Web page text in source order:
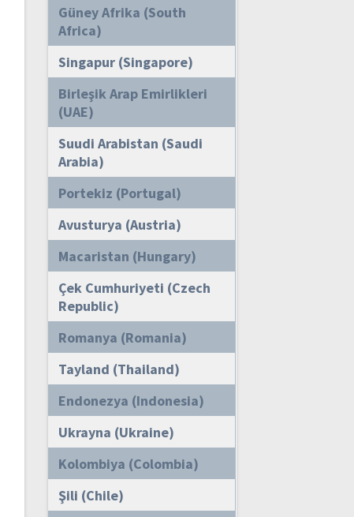
Güney Afrika (South
Africa)
Singapur (Singapore)
Birleşik Arap Emirlikleri
(UAE)
Suudi Arabistan (Saudi
Arabia)
Portekiz (Portugal)
Avusturya (Austria)
Macaristan (Hungary)
Çek Cumhuriyeti (Czech
Republic)
Romanya (Romania)
Tayland (Thailand)
Endonezya (Indonesia)
Ukrayna (Ukraine)
Kolombiya (Colombia)
Şili (Chile)